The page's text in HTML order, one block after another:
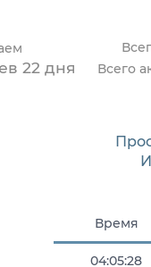
22 дня Всего
Время
04:05:28